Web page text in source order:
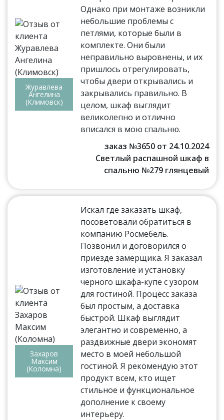
Журавлева
Ангелина
(Климовск)
Однако при монтаже возникли
небольшие проблемы с
петлями, которые были в
комплекте. Они были
неправильно выровнены, и их
пришлось отрегулировать,
чтобы двери открывались и
закрывались правильно. В
целом, шкаф выглядит
великолепно и отлично
вписался в мою спальню.
заказ №3650 от 24.10.2024
Светлый распашной шкаф в
спальню №279 глянцевый
Захаров
Максим
(Коломна)
Искал где заказать шкаф,
посоветовали обратиться в
компанию Росмебель.
Позвонил и договорился о
приезде замерщика. Я заказал
изготовление и установку
черного шкафа-купе с узором
для гостиной. Процесс заказа
был простым, а доставка
быстрой. Шкаф выглядит
элегантно и современно, а
раздвижные двери экономят
место в моей небольшой
гостиной. Я рекомендую этот
продукт всем, кто ищет
стильное и функциональное
дополнение к своему
интерьеру.